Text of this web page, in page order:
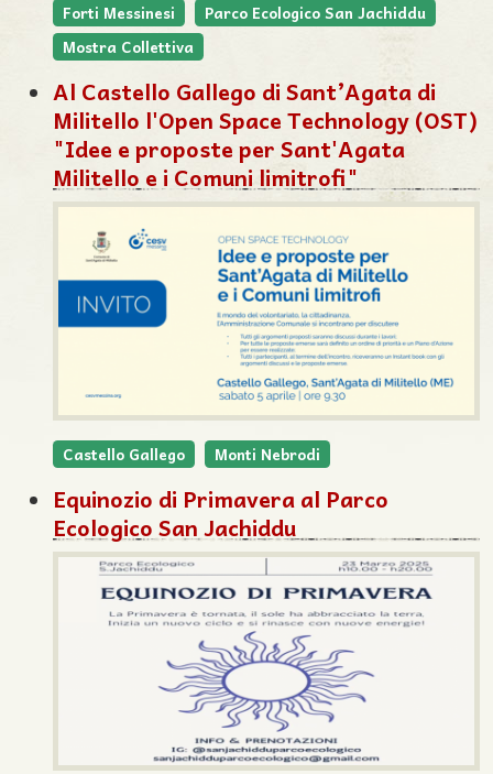
Forti Messinesi
Parco Ecologico San Jachiddu
Mostra Collettiva
Al Castello Gallego di Sant’Agata di
Militello l'Open Space Technology (OST)
"Idee e proposte per Sant'Agata
Militello e i Comuni limitrofi"
Castello Gallego Monti Nebrodi
Equinozio di Primavera al Parco
Ecologico San Jachiddu